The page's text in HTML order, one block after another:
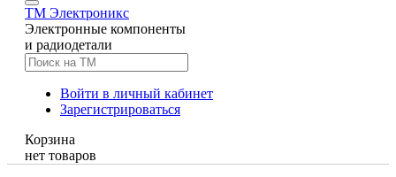
TM Электроникс
Электронные компоненты
и радиодетали
Войти в личный кабинет
Зарегистрироваться
Корзина
нет товаров